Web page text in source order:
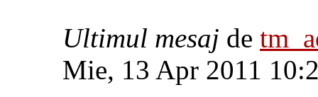
Ultimul mesaj de
Mie, 13 Apr 2011